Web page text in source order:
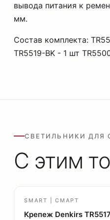
вывода питания к
мм.
Состав комплекта:
TR5519-BK - 1 шт
СВЕТИЛЬНИКИ ДЛЯ
С этим
SMART | СМАРТ
Крепеж Denkirs